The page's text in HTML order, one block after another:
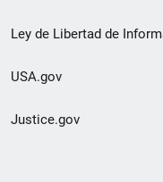
Ley de Libertad de
USA.gov
Justice.gov